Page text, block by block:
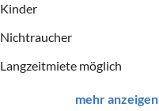
Kinder
Nichtraucher
Langzeitmiete möglich
mehr anzeigen